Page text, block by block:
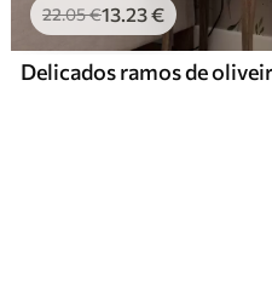
22.05€13.23€
Delicados ramos de